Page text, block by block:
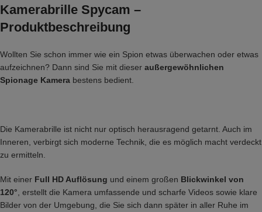
Kamerabrille Spycam –
Produktbeschreibung
Wollten Sie schon immer wie ein Spion etwas überwachen oder etwas
aufzeichnen? Dann sind Sie mit dieser außergewöhnlichen
Spionage Kamera bestens bedient.
Die Kamerabrille ist nicht nur optisch herausragend getarnt. Auch im
Inneren, verbirgt sich moderne Technik, die es möglich macht verdeckt
zu ermitteln.
Mit einer Full HD Auflösung und einem großen Blickwinkel von
120° , erstellt die Kamera umfassende und scharfe Videos sowie klare
Bilder von der Umgebung, die Sie sich dann später in aller Ruhe im